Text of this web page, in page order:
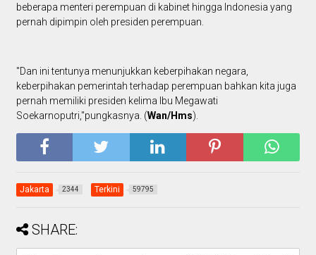
beberapa menteri perempuan di kabinet hingga Indonesia yang
pernah dipimpin oleh presiden perempuan.
"Dan ini tentunya menunjukkan keberpihakan negara,
keberpihakan pemerintah terhadap perempuan bahkan kita juga
pernah memiliki presiden kelima Ibu Megawati
Soekarnoputri,"pungkasnya. (Wan/Hms).
Jakarta 2344 Terkini 59795
SHARE: